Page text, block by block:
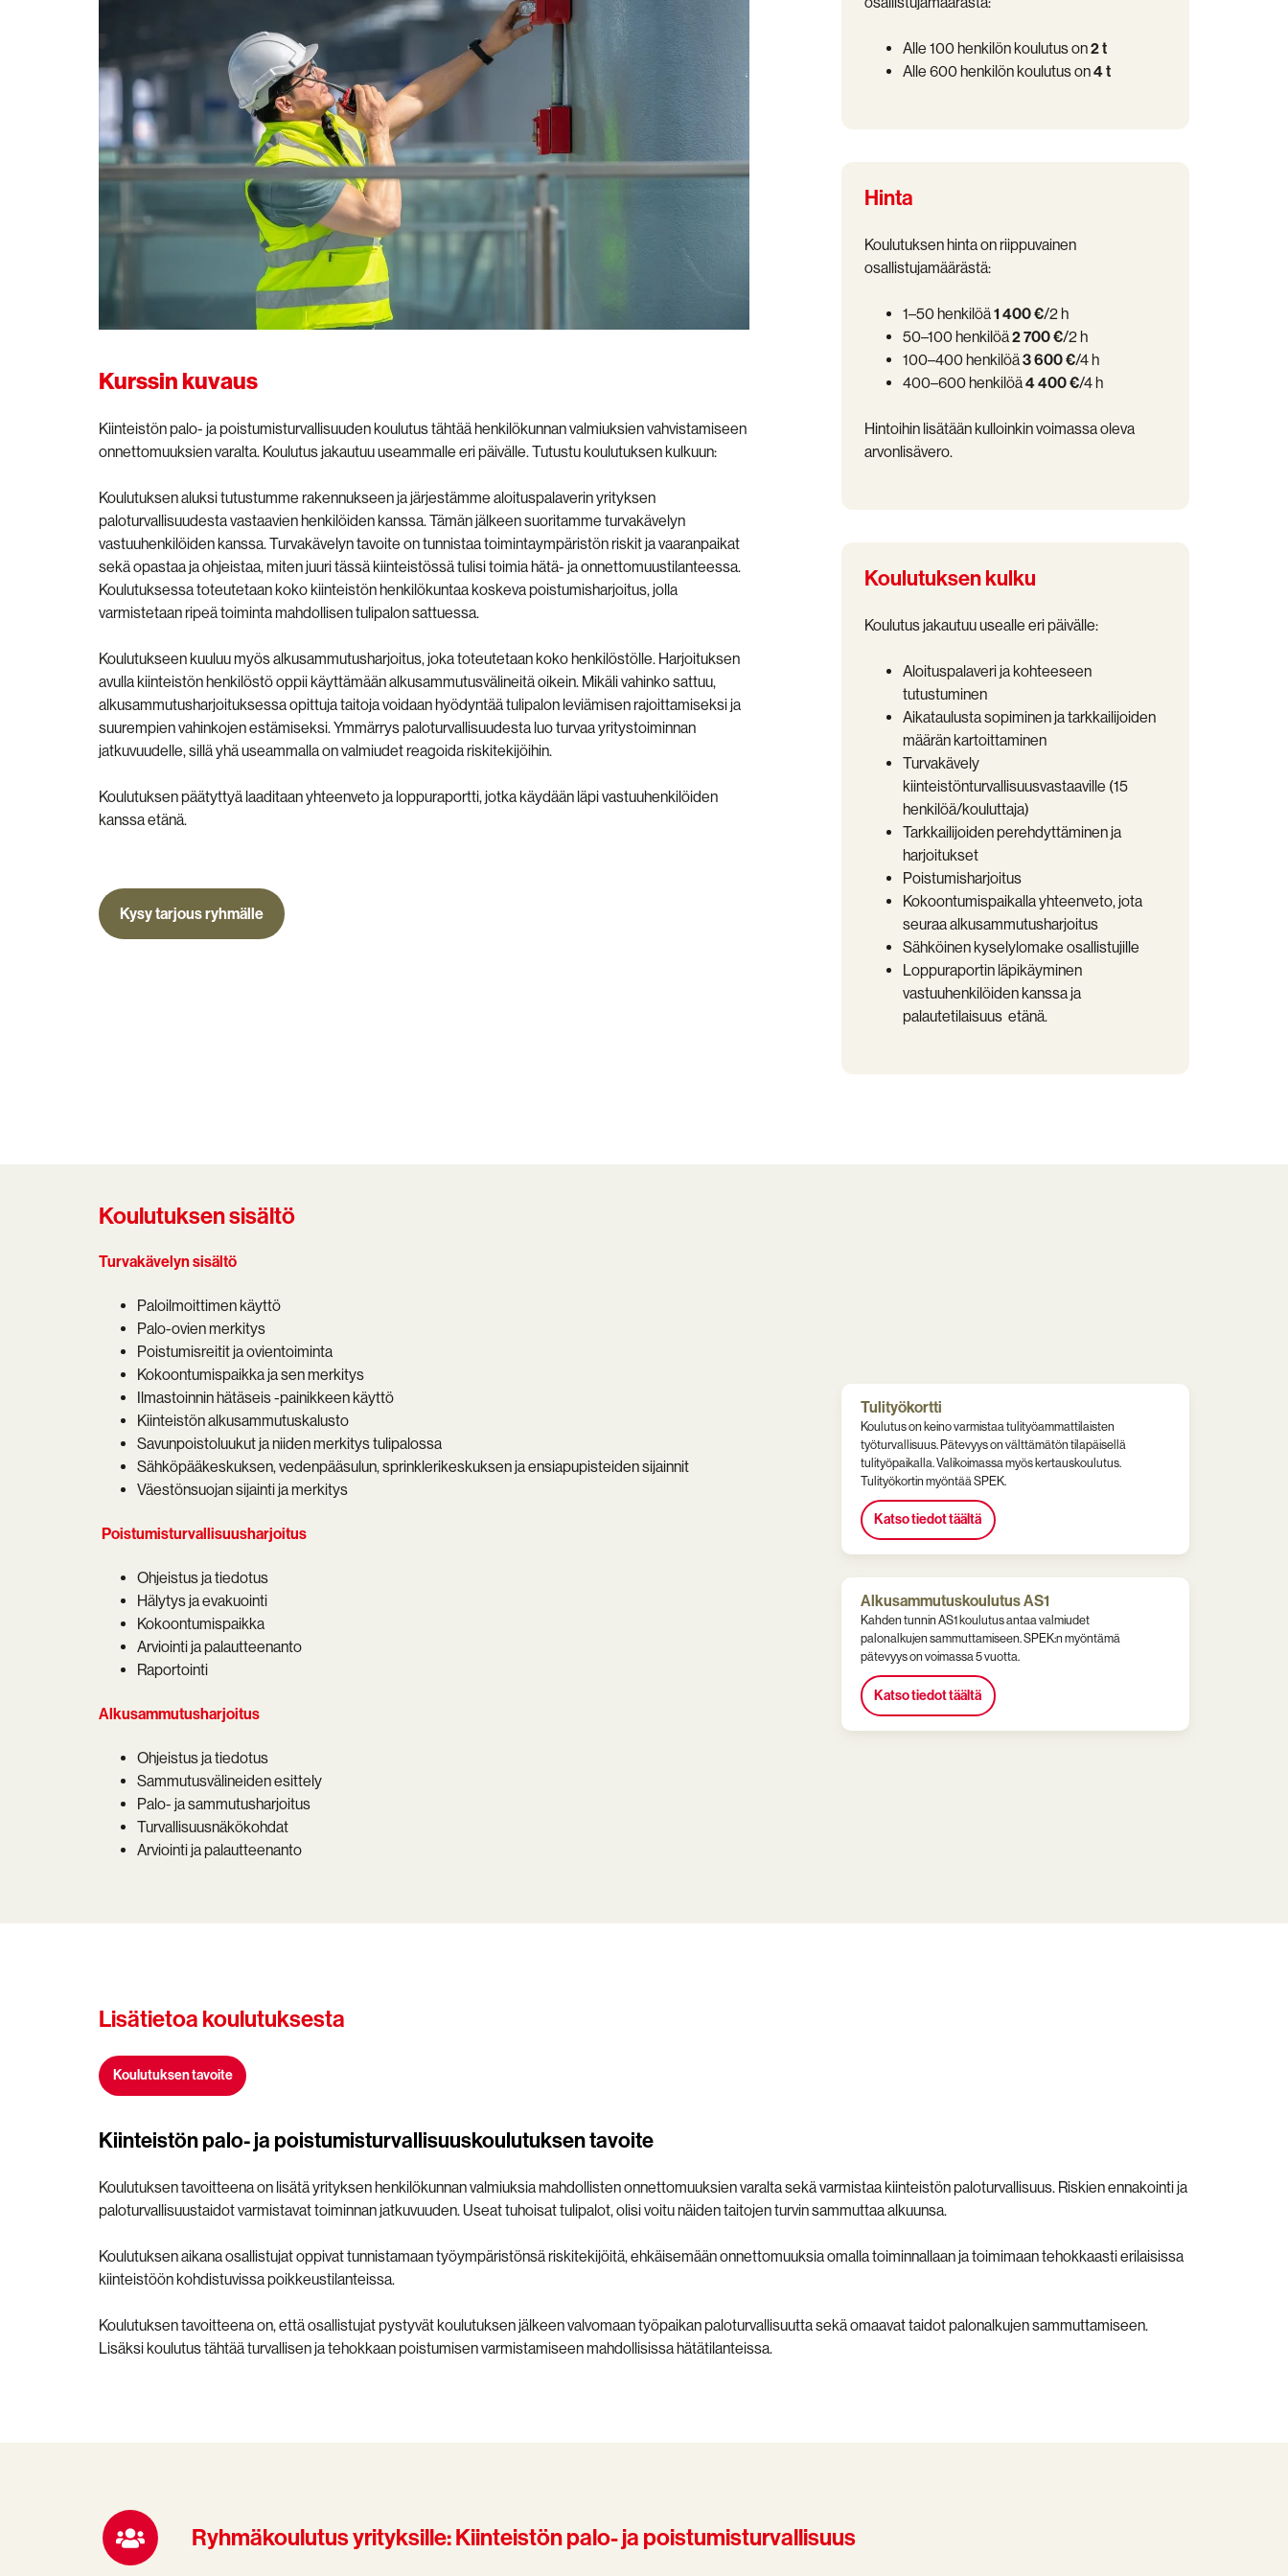
Kurssin kuvaus
Kiinteistön palo- ja poistumisturvallisuuden koulutus tähtää henkilökunnan valmiuksien vahvistamiseen
onnettomuuksien varalta. Koulutus jakautuu useammalle eri päivälle. Tutustu koulutuksen kulkuun:
Koulutuksen aluksi tutustumme rakennukseen ja järjestämme aloituspalaverin yrityksen
paloturvallisuudesta vastaavien henkilöiden kanssa. Tämän jälkeen suoritamme turvakävelyn
vastuuhenkilöiden kanssa. Turvakävelyn tavoite on tunnistaa toimintaympäristön riskit ja vaaranpaikat
sekä opastaa ja ohjeistaa, miten juuri tässä kiinteistössä tulisi toimia hätä- ja onnettomuustilanteessa.
Koulutuksessa toteutetaan koko kiinteistön henkilökuntaa koskeva poistumisharjoitus, jolla
varmistetaan ripeä toiminta mahdollisen tulipalon sattuessa.
Koulutukseen kuuluu myös alkusammutusharjoitus, joka toteutetaan koko henkilöstölle. Harjoituksen
avulla kiinteistön henkilöstö oppii käyttämään alkusammutusvälineitä oikein. Mikäli vahinko sattuu,
alkusammutusharjoituksessa opittuja taitoja voidaan hyödyntää tulipalon leviämisen rajoittamiseksi ja
suurempien vahinkojen estämiseksi. Ymmärrys paloturvallisuudesta luo turvaa yritystoiminnan
jatkuvuudelle, sillä yhä useammalla on valmiudet reagoida riskitekijöihin.
Koulutuksen päätyttyä laaditaan yhteenveto ja loppuraportti, jotka käydään läpi vastuuhenkilöiden
kanssa etänä.
Kysy tarjous ryhmälle
Alle 100 henkilön koulutus on2 t
Alle 600 henkilön koulutus on4 t
Hinta
Koulutuksen hinta on riippuvainen
osallistujamäärästä:
1–50 henkilöä1 400 €/2 h
50–100 henkilöä2 700 €/2 h
100–400 henkilöä3 600 €/4 h
400–600 henkilöä4 400 €/4 h
Hintoihin lisätään kulloinkin voimassa oleva
arvonlisävero.
Koulutuksen kulku
Koulutus jakautuu usealle eri päivälle:
Aloituspalaveri ja kohteeseen
tutustuminen
Aikataulusta sopiminen ja tarkkailijoiden
määrän kartoittaminen
Turvakävely
kiinteistönturvallisuusvastaaville (15
henkilöä/kouluttaja)
Tarkkailijoiden perehdyttäminen ja
harjoitukset
Poistumisharjoitus
Kokoontumispaikalla yhteenveto, jota
seuraa alkusammutusharjoitus
Sähköinen kyselylomake osallistujille
Loppuraportin läpikäyminen
vastuuhenkilöiden kanssa ja
palautetilaisuus etänä.
Koulutuksen sisältö
Turvakävelyn sisältö
Paloilmoittimen käyttö
Palo-ovien merkitys
Poistumisreitit ja ovientoiminta
Kokoontumispaikka ja sen merkitys
Ilmastoinnin hätäseis -painikkeen käyttö
Kiinteistön alkusammutuskalusto
Savunpoistoluukut ja niiden merkitys tulipalossa
Sähköpääkeskuksen, vedenpääsulun, sprinklerikeskuksen ja ensiapupisteiden sijainnit
Väestönsuojan sijainti ja merkitys
Poistumisturvallisuusharjoitus
Ohjeistus ja tiedotus
Hälytys ja evakuointi
Kokoontumispaikka
Arviointi ja palautteenanto
Raportointi
Alkusammutusharjoitus
Ohjeistus ja tiedotus
Sammutusvälineiden esittely
Palo- ja sammutusharjoitus
Turvallisuusnäkökohdat
Arviointi ja palautteenanto
Tulityökortti
Koulutus on keino varmistaa tulityöammattilaisten
työturvallisuus. Pätevyys on välttämätön tilapäisellä
tulityöpaikalla. Valikoimassa myös kertauskoulutus.
Tulityökortin myöntää SPEK.
Katso tiedot täältä
Alkusammutuskoulutus AS1
Kahden tunnin AS1 koulutus antaa valmiudet
palonalkujen sammuttamiseen. SPEK:n myöntämä
pätevyys on voimassa 5 vuotta.
Katso tiedot täältä
Lisätietoa koulutuksesta
Koulutuksen tavoite
Kiinteistön palo- ja poistumisturvallisuuskoulutuksen tavoite
Koulutuksen tavoitteena on lisätä yrityksen henkilökunnan valmiuksia mahdollisten onnettomuuksien varalta sekä varmistaa kiinteistön paloturvallisuus. Riskien ennakointi ja
paloturvallisuustaidot varmistavat toiminnan jatkuvuuden. Useat tuhoisat tulipalot, olisi voitu näiden taitojen turvin sammuttaa alkuunsa.
Koulutuksen aikana osallistujat oppivat tunnistamaan työympäristönsä riskitekijöitä, ehkäisemään onnettomuuksia omalla toiminnallaan ja toimimaan tehokkaasti erilaisissa
kiinteistöön kohdistuvissa poikkeustilanteissa.
Koulutuksen tavoitteena on, että osallistujat pystyvät koulutuksen jälkeen valvomaan työpaikan paloturvallisuutta sekä omaavat taidot palonalkujen sammuttamiseen.
Lisäksi koulutus tähtää turvallisen ja tehokkaan poistumisen varmistamiseen mahdollisissa hätätilanteissa.
Ryhmäkoulutus yrityksille: Kiinteistön palo- ja poistumisturvallisuus